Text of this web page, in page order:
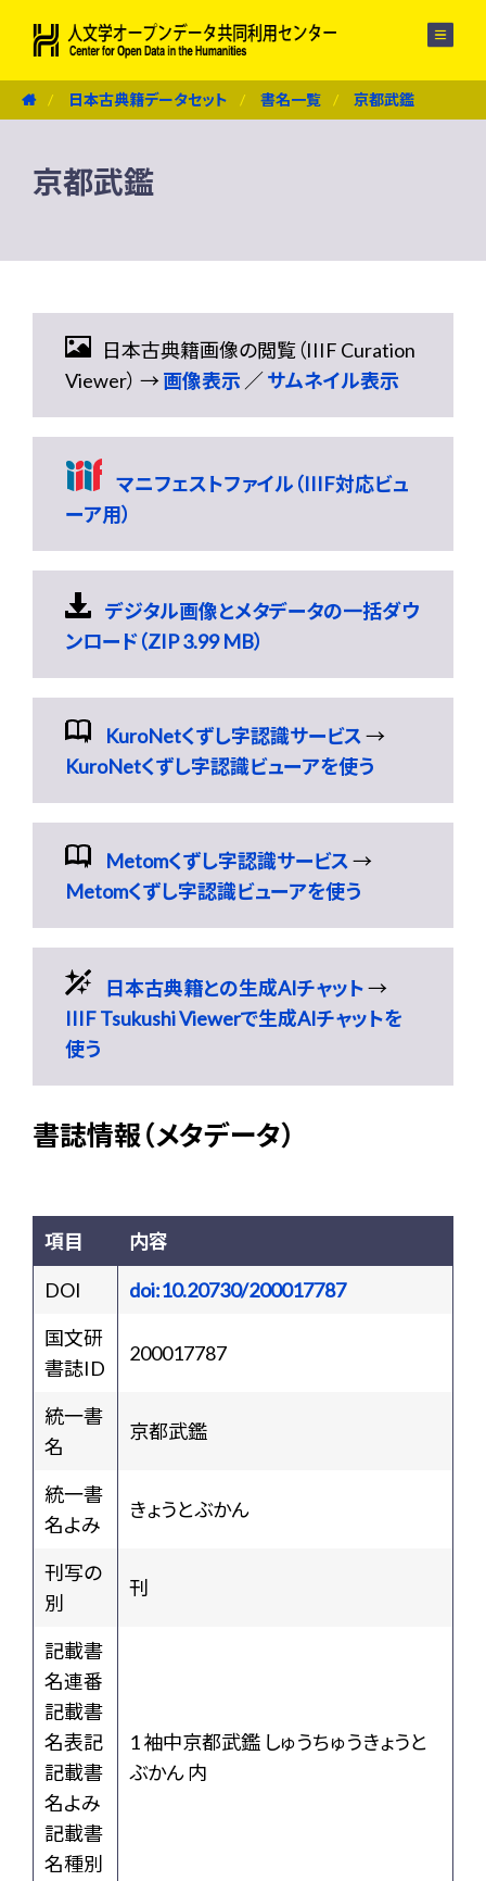
日本古典籍データセット 書名一覧 京都武鑑
京都武鑑
日本古典籍画像の閲覧（IIIF Curation
Viewer） →画像表示 ／サムネイル表示
マニフェストファイル（IIIF対応ビュ
ーア用）
デジタル画像とメタデータの一括ダウ
ンロード（ZIP 3.99 MB）
KuroNetくずし字認識サービス→
KuroNetくずし字認識ビューアを使う
Metomくずし字認識サービス→
Metomくずし字認識ビューアを使う
日本古典籍との生成AIチャット→
IIIF Tsukushi Viewerで生成AIチャットを
使う
書誌情報（メタデータ）
項目 内容
DOI
doi:10.20730/200017787
国文研
書誌ID
200017787
統一書
名
京都武鑑
統一書
名よみ
きょうとぶかん
刊写の
別
刊
記載書
名連番
記載書
名表記
記載書
名よみ
記載書
名種別
1 袖中京都武鑑 しゅうちゅうきょうと
ぶかん 内